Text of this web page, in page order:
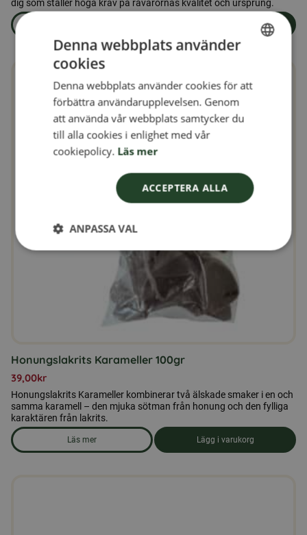
dig som ställer höga krav på råvarornas kvalitet och ursprung.
Honungslakrits Karameller 100gr
39,00kr
Honungslakrits Karameller kombinerar två älskade smaker i en och
samma karamell – den mjuka sötman från honung och den fylliga
karaktären från lakrits.
Läs mer
om produkten Honungslakrits Karameller 100gr
Lägg i varukorg
FINNISH
DANISH
Denna webbplats använder
cookies
Denna webbplats använder cookies för att
förbättra användarupplevelsen. Genom
att använda vår webbplats samtycker du
till alla cookies i enlighet med vår
cookiepolicy. Läs mer
ACCEPTERA ALLA
ANPASSA VAL